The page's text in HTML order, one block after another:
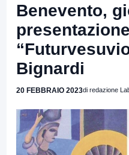
Benevento,
Bignardi
20 FEBBRAIO 2023di redazione